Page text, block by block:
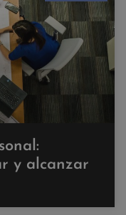
y alcanzar